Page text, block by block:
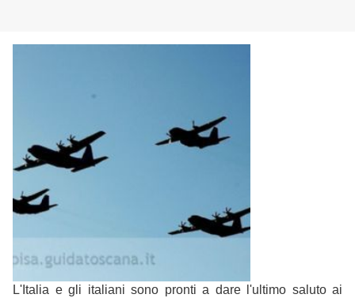
L'Italia e gli italiani sono pronti a dare l'ultimo saluto ai